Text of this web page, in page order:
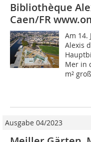
Bibliothèque
Caen/FR
Am 14.
Alexis
Mer in
m²
Ausgabe 04/2023